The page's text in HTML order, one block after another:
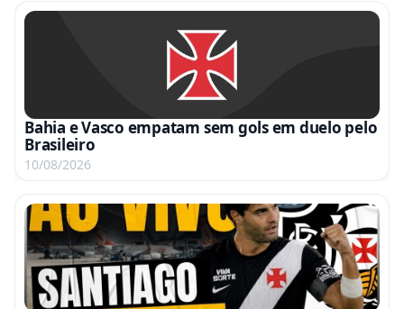
Bahia e Vasco empatam sem gols em duelo pelo
Brasileiro
10/08/2026